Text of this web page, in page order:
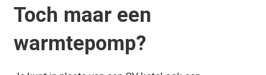
Toch maar een
warmtepomp?